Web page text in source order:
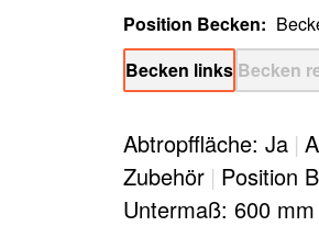
Position Becken:
Becken links Becken
Abtropffläche: Ja |
Zubehör | Position
Untermaß: 600 mm